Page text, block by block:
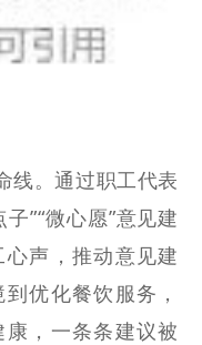
线。通过职工代表
子”“微心愿”意见建
声，推动意见建
优化餐饮服务，
，一条条建议被